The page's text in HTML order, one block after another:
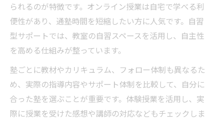
られるのが特徴です。オンライン授業は自宅で学べる利
便性があり、通塾時間を短縮したい方に人気です。自習
型サポートでは、教室の自習スペースを活用し、自主性
を高める仕組みが整っています。
塾ごとに教材やカリキュラム、フォロー体制も異なるた
め、実際の指導内容やサポート体制を比較して、自分に
合った塾を選ぶことが重要です。体験授業を活用し、実
際に授業を受けた感想や講師の対応などもチェックしま